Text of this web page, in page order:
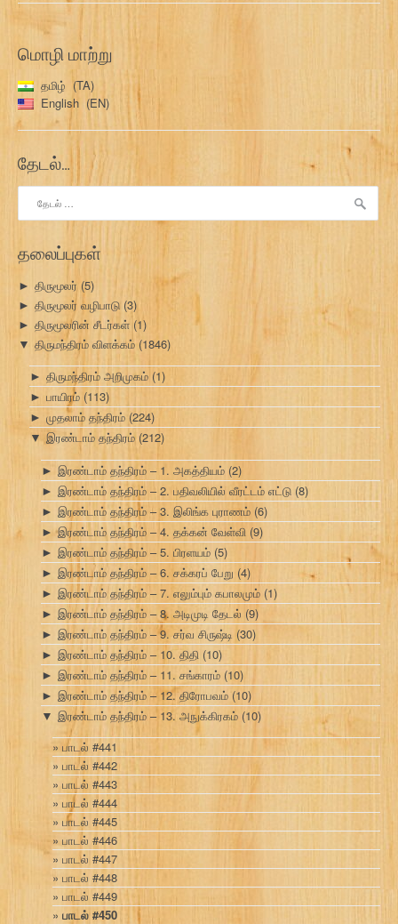
மொழி மாற்று
தமிழ்
TA
English
EN
தேடல்…
தேடு:
தலைப்புகள்
► திருமூலர் (5)
► திருமூலர் வழிபாடு (3)
► திருமூலரின் சீடர்கள் (1)
▼ திருமந்திரம் விளக்கம் (1846)
► திருமந்திரம் அறிமுகம் (1)
► பாயிரம் (113)
► முதலாம் தந்திரம் (224)
▼ இரண்டாம் தந்திரம் (212)
► இரண்டாம் தந்திரம் – 1. அகத்தியம் (2)
► இரண்டாம் தந்திரம் – 2. பதிவலியில் வீரட்டம் எட்டு (8)
► இரண்டாம் தந்திரம் – 3. இலிங்க புராணம் (6)
► இரண்டாம் தந்திரம் – 4. தக்கன் வேள்வி (9)
► இரண்டாம் தந்திரம் – 5. பிரளயம் (5)
► இரண்டாம் தந்திரம் – 6. சக்கரப் பேறு (4)
► இரண்டாம் தந்திரம் – 7. எலும்பும் கபாலமும் (1)
► இரண்டாம் தந்திரம் – 8. அடிமுடி தேடல் (9)
► இரண்டாம் தந்திரம் – 9. சர்வ சிருஷ்டி (30)
► இரண்டாம் தந்திரம் – 10. திதி (10)
► இரண்டாம் தந்திரம் – 11. சங்காரம் (10)
► இரண்டாம் தந்திரம் – 12. திரோபவம் (10)
▼ இரண்டாம் தந்திரம் – 13. அநுக்கிரகம் (10)
பாடல் #441
பாடல் #442
பாடல் #443
பாடல் #444
பாடல் #445
பாடல் #446
பாடல் #447
பாடல் #448
பாடல் #449
பாடல் #450